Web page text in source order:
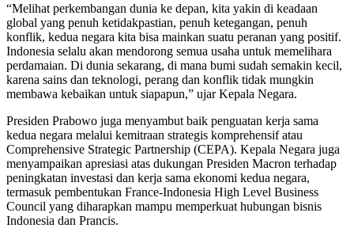
“Melihat perkembangan dunia ke depan, kita yakin di keadaan
global yang penuh ketidakpastian, penuh ketegangan, penuh
konflik, kedua negara kita bisa mainkan suatu peranan yang positif.
Indonesia selalu akan mendorong semua usaha untuk memelihara
perdamaian. Di dunia sekarang, di mana bumi sudah semakin kecil,
karena sains dan teknologi, perang dan konflik tidak mungkin
membawa kebaikan untuk siapapun,” ujar Kepala Negara.
Presiden Prabowo juga menyambut baik penguatan kerja sama
kedua negara melalui kemitraan strategis komprehensif atau
Comprehensive Strategic Partnership (CEPA). Kepala Negara juga
menyampaikan apresiasi atas dukungan Presiden Macron terhadap
peningkatan investasi dan kerja sama ekonomi kedua negara,
termasuk pembentukan France-Indonesia High Level Business
Council yang diharapkan mampu memperkuat hubungan bisnis
Indonesia dan Prancis.